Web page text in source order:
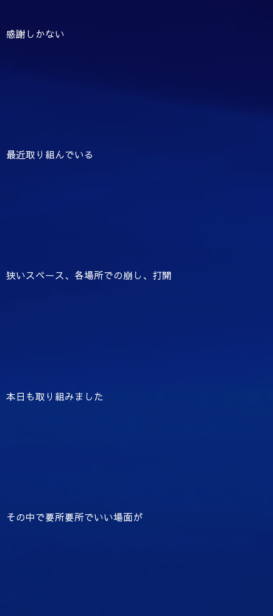
感謝しかない
最近取り組んでいる
狭いスペース、各場所での崩し、打開
本日も取り組みました
その中で要所要所でいい場面が